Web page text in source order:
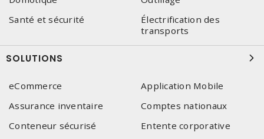
Santé et sécurité
Électrification des
transports
SOLUTIONS
eCommerce
Application Mobile
Assurance inventaire
Comptes nationaux
Conteneur sécurisé
Entente corporative